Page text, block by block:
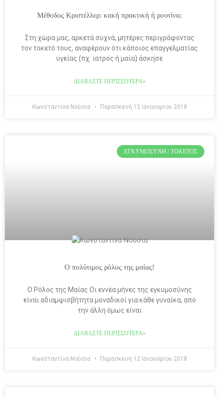
Μέθοδος Κριστέλλερ: κακή πρακτική ή ρουτίνα;
Στη χώρα μας, αρκετά συχνά, μητέρες περιγράφοντας
τον τοκετό τους, αναφέρουν ότι κάποιος επαγγελματίας
υγείας (πχ. ιατρός ή μαία) άσκησε
ΔΙΑΒΆΣΤΕ ΠΕΡΙΣΣΌΤΕΡΑ»
Κωνσταντίνα Νούσια Παρασκευή 12 Ιανουαρίου 2018
ΕΓΚΥΜΟΣΎΝΗ / ΤΟΚΕΤΌΣ
Ο πολύτιμος ρόλος της μαίας!
Ο Ρόλος της Μαίας Οι εννέα μήνες της εγκυμοσύνης
είναι αδιαμφισβήτητα μοναδικοί για κάθε γυναίκα, από
την άλλη όμως είναι
ΔΙΑΒΆΣΤΕ ΠΕΡΙΣΣΌΤΕΡΑ»
Κωνσταντίνα Νούσια Παρασκευή 12 Ιανουαρίου 2018